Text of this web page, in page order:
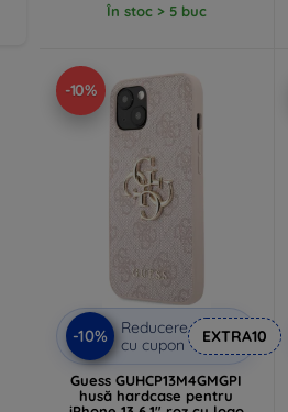
În stoc > 5 buc
-10%
-10%
Reducere
cu cupon
EXTRA10
Guess GUHCP13M4GMGPI
husă hardcase pentru